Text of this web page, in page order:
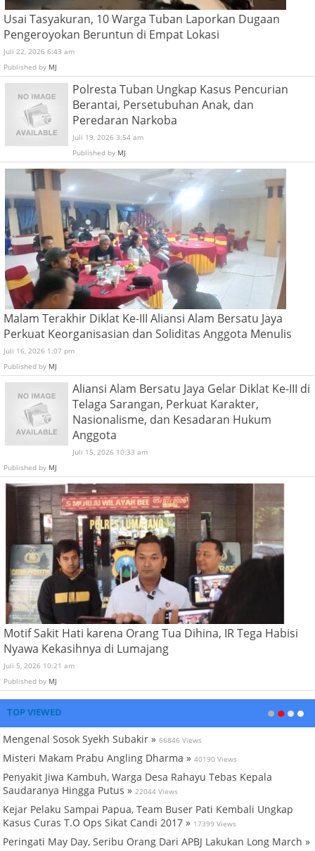
Usai Tasyakuran, 10 Warga Tuban Laporkan Dugaan
Pengeroyokan Beruntun di Empat Lokasi
Juli 22, 2026 6:43 am
Published by MJ
Polresta Tuban Ungkap Kasus Pencurian
Berantai, Persetubuhan Anak, dan
Peredaran Narkoba
Juli 19, 2026 3:54 am
Published by MJ
Malam Terakhir Diklat Ke-III Aliansi Alam Bersatu Jaya
Perkuat Keorganisasian dan Soliditas Anggota Menulis
Juli 16, 2026 1:07 pm
Published by MJ
Aliansi Alam Bersatu Jaya Gelar Diklat Ke-III di
Telaga Sarangan, Perkuat Karakter,
Nasionalisme, dan Kesadaran Hukum
Anggota
Juli 15, 2026 10:33 am
Published by MJ
Motif Sakit Hati karena Orang Tua Dihina, IR Tega Habisi
Nyawa Kekasihnya di Lumajang
Juli 5, 2026 10:21 am
Published by MJ
TOP VIEWED
Mengenal Sosok Syekh Subakir » 66846 Views
Misteri Makam Prabu Angling Dharma » 40190 Views
Penyakit Jiwa Kambuh, Warga Desa Rahayu Tebas Kepala
Saudaranya Hingga Putus » 22044 Views
Kejar Pelaku Sampai Papua, Team Buser Pati Kembali Ungkap
Kasus Curas T.O Ops Sikat Candi 2017 » 17399 Views
Peringati May Day, Seribu Orang Dari APBJ Lakukan Long March »